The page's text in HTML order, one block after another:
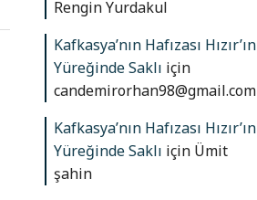
Rengin Yurdakul
Kafkasya’nın Hafızası Hızır’ın
Yüreğinde Saklı için
candemirorhan98@gmail.com
Kafkasya’nın Hafızası Hızır’ın
Yüreğinde Saklı için Ümit
şahin